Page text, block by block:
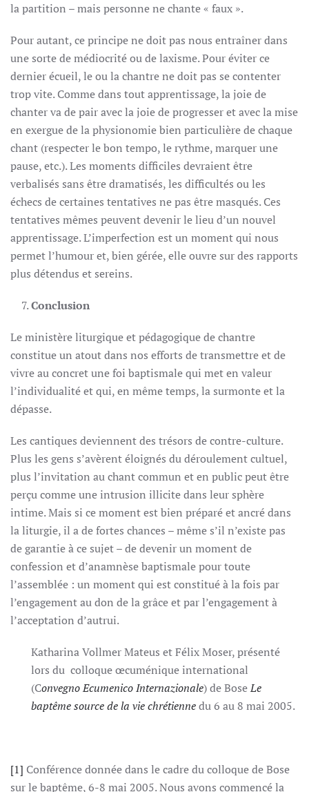
la partition – mais personne ne chante « faux ».
Pour autant, ce principe ne doit pas nous entraîner dans
une sorte de médiocrité ou de laxisme. Pour éviter ce
dernier écueil, le ou la chantre ne doit pas se contenter
trop vite. Comme dans tout apprentissage, la joie de
chanter va de pair avec la joie de progresser et avec la mise
en exergue de la physionomie bien particulière de chaque
chant (respecter le bon tempo, le rythme, marquer une
pause, etc.). Les moments difficiles devraient être
verbalisés sans être dramatisés, les difficultés ou les
échecs de certaines tentatives ne pas être masqués. Ces
tentatives mêmes peuvent devenir le lieu d’un nouvel
apprentissage. L’imperfection est un moment qui nous
permet l’humour et, bien gérée, elle ouvre sur des rapports
plus détendus et sereins.
Conclusion
Le ministère liturgique et pédagogique de chantre
constitue un atout dans nos efforts de transmettre et de
vivre au concret une foi baptismale qui met en valeur
l’individualité et qui, en même temps, la surmonte et la
dépasse.
Les cantiques deviennent des trésors de contre-culture.
Plus les gens s’avèrent éloignés du déroulement cultuel,
plus l’invitation au chant commun et en public peut être
perçu comme une intrusion illicite dans leur sphère
intime. Mais si ce moment est bien préparé et ancré dans
la liturgie, il a de fortes chances – même s’il n’existe pas
de garantie à ce sujet – de devenir un moment de
confession et d’anamnèse baptismale pour toute
l’assemblée : un moment qui est constitué à la fois par
l’engagement au don de la grâce et par l’engagement à
l’acceptation d’autrui.
Katharina Vollmer Mateus et Félix Moser, présenté
lors du colloque œcuménique international
(Convegno Ecumenico Internazionale) de BoseLe
baptême source de la vie chrétiennedu 6 au 8 mai 2005.
[1] Conférence donnée dans le cadre du colloque de Bose
sur le baptême, 6-8 mai 2005. Nous avons commencé la